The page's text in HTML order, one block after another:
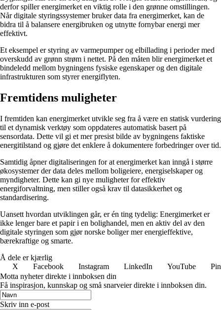
derfor spiller energimerket en viktig rolle i den grønne omstillingen.
Når digitale styringssystemer bruker data fra energimerket, kan de
bidra til å balansere energibruken og utnytte fornybar energi mer
effektivt.
Et eksempel er styring av varmepumper og elbillading i perioder med
overskudd av grønn strøm i nettet. På den måten blir energimerket et
bindeledd mellom bygningens fysiske egenskaper og den digitale
infrastrukturen som styrer energiflyten.
Fremtidens muligheter
I fremtiden kan energimerket utvikle seg fra å være en statisk vurdering
til et dynamisk verktøy som oppdateres automatisk basert på
sensordata. Dette vil gi et mer presist bilde av bygningens faktiske
energitilstand og gjøre det enklere å dokumentere forbedringer over tid.
Samtidig åpner digitaliseringen for at energimerket kan inngå i større
økosystemer der data deles mellom boligeiere, energiselskaper og
myndigheter. Dette kan gi nye muligheter for effektiv
energiforvaltning, men stiller også krav til datasikkerhet og
standardisering.
Uansett hvordan utviklingen går, er én ting tydelig: Energimerket er
ikke lenger bare et papir i en bolighandel, men en aktiv del av den
digitale styringen som gjør norske boliger mer energieffektive,
bærekraftige og smarte.
Å dele er kjærlig
X
Facebook Instagram LinkedIn YouTube
Motta nyheter direkte i innboksen din
Få inspirasjon, kunnskap og små snarveier direkte i innboksen din.
Skriv inn e-post